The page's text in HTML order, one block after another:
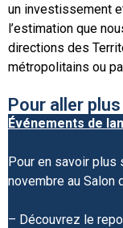
un investissement
l’estimation que
directions des
métropolitains ou
Pour aller
Événements de
Pour en savoir plus
novembre au Salon
– Découvrez le